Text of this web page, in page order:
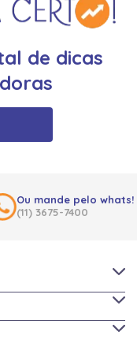
de dicas
Ou mande pelo whats!
(11) 3675-7400